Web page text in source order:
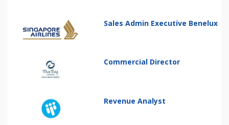
Sales Admin Executive Benelux
Commercial Director
Revenue Analyst